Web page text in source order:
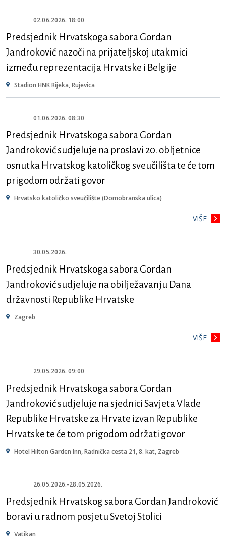
02.06.2026. 18:00
Predsjednik Hrvatskoga sabora Gordan
Jandroković nazoči na prijateljskoj utakmici
između reprezentacija Hrvatske i Belgije
Stadion HNK Rijeka, Rujevica
01.06.2026. 08:30
Predsjednik Hrvatskoga sabora Gordan
Jandroković sudjeluje na proslavi 20. obljetnice
osnutka Hrvatskog katoličkog sveučilišta te će tom
prigodom održati govor
Hrvatsko katoličko sveučilište (Domobranska ulica)
VIŠE
30.05.2026.
Predsjednik Hrvatskoga sabora Gordan
Jandroković sudjeluje na obilježavanju Dana
državnosti Republike Hrvatske
Zagreb
VIŠE
29.05.2026. 09:00
Predsjednik Hrvatskoga sabora Gordan
Jandroković sudjeluje na sjednici Savjeta Vlade
Republike Hrvatske za Hrvate izvan Republike
Hrvatske te će tom prigodom održati govor
Hotel Hilton Garden Inn, Radnička cesta 21, 8. kat, Zagreb
26.05.2026.-28.05.2026.
Predsjednik Hrvatskog sabora Gordan Jandroković
boravi u radnom posjetu Svetoj Stolici
Vatikan